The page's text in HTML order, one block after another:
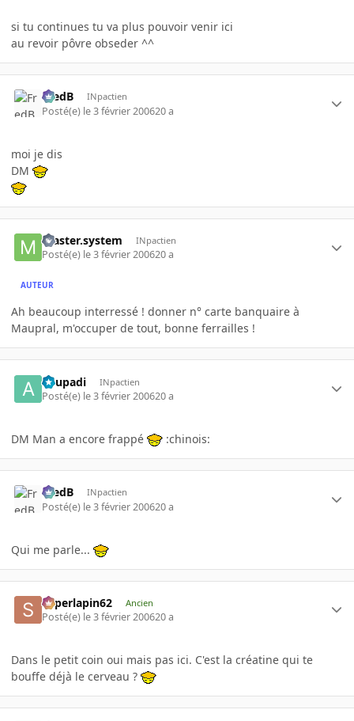
si tu continues tu va plus pouvoir venir ici
au revoir pôvre obseder ^^
FredB INpactien
Posté(e) le 3 février 200620 a
moi je dis
DM
master.system INpactien
Posté(e) le 3 février 200620 a
AUTEUR
Ah beaucoup interressé ! donner n° carte banquaire à
Maupral, m'occuper de tout, bonne ferrailles !
apupadi INpactien
Posté(e) le 3 février 200620 a
DM Man a encore frappé :chinois:
FredB INpactien
Posté(e) le 3 février 200620 a
Qui me parle...
superlapin62 Ancien
Posté(e) le 3 février 200620 a
Dans le petit coin oui mais pas ici. C'est la créatine qui te
bouffe déjà le cerveau ?